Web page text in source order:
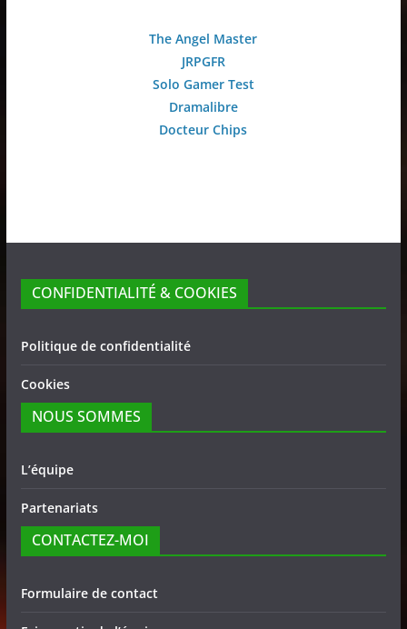
The Angel Master
JRPGFR
Solo Gamer Test
Dramalibre
Docteur Chips
CONFIDENTIALITÉ & COOKIES
Politique de confidentialité
Cookies
NOUS SOMMES
L’équipe
Partenariats
CONTACTEZ-MOI
Formulaire de contact